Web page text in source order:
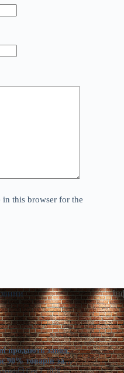
in this browser for the
продають завод,
90% товарів за
Сер 7, 2026